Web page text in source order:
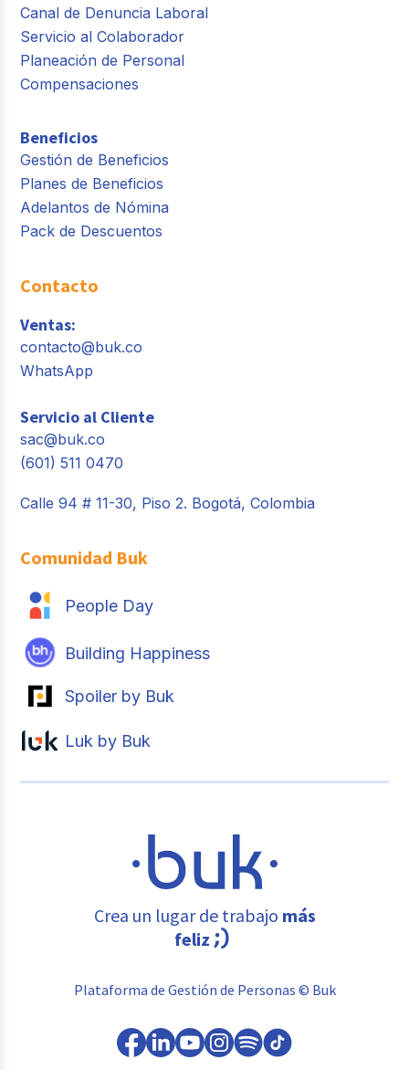
Canal de Denuncia Laboral
Servicio al Colaborador
Planeación de Personal
Compensaciones
Beneficios
Gestión de Beneficios
Planes de Beneficios
Adelantos de Nómina
Pack de Descuentos
Contacto
Ventas:
contacto@buk.co
WhatsApp
Servicio al Cliente
sac@buk.co
(601) 511 0470
Calle 94 # 11-30, Piso 2. Bogotá, Colombia
Comunidad Buk
People Day
Building Happiness
Spoiler by Buk
Luk by Buk
Crea un lugar de trabajo más
feliz
Plataforma de Gestión de Personas © Buk